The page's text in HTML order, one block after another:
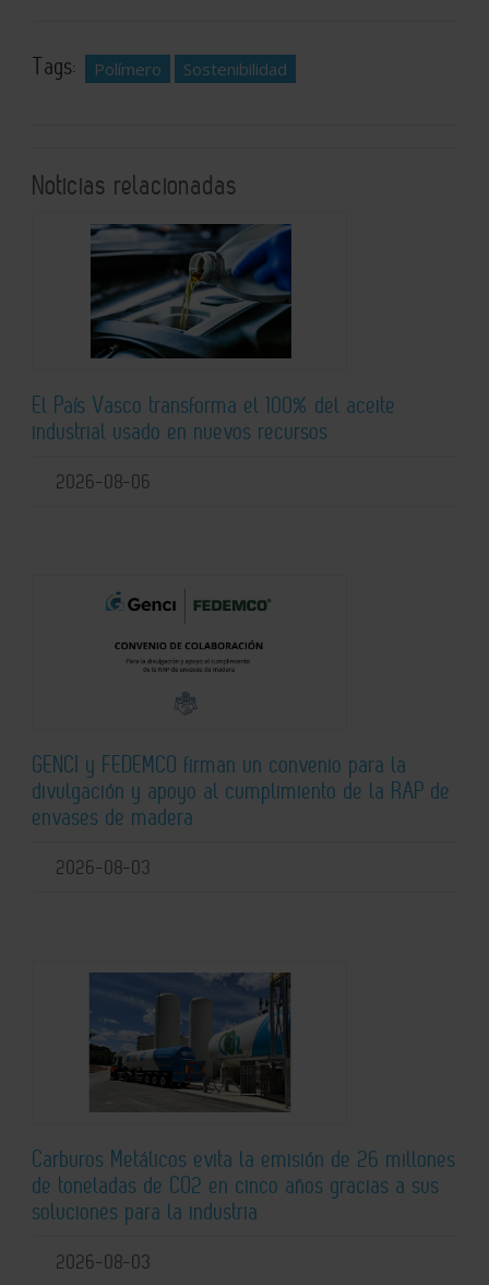
Tags: Polímero Sostenibilidad
Noticias relacionadas
El País Vasco transforma el 100% del aceite
industrial usado en nuevos recursos
2026-08-06
GENCI y FEDEMCO firman un convenio para la
divulgación y apoyo al cumplimiento de la RAP de
envases de madera
2026-08-03
Carburos Metálicos evita la emisión de 26 millones
de toneladas de CO2 en cinco años gracias a sus
soluciones para la industria
2026-08-03